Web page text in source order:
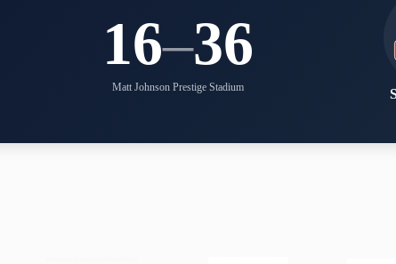
16–36
Matt Johnson Prestige Stadium